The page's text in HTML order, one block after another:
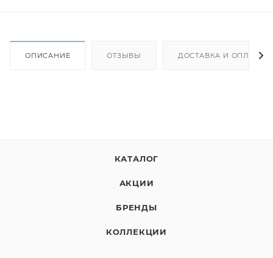
ОПИСАНИЕ ОТЗЫВЫ ДОСТАВКА И ОПЛАТА
КАТАЛОГ
АКЦИИ
БРЕНДЫ
КОЛЛЕКЦИИ